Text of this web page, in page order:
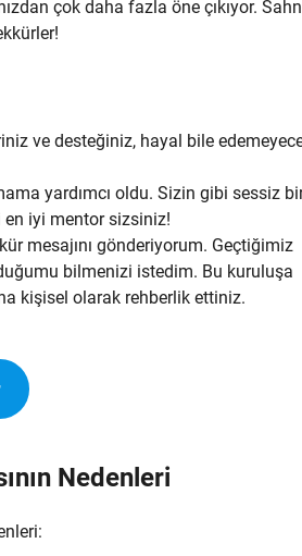
çok daha fazla öne çıkıyor.
ve desteğiniz, hayal bile
yardımcı oldu. Sizin gibi sessiz
en iyi mentor sizsiniz!
mesajını gönderiyorum. Geçtiğimiz
bilmenizi istedim. Bu kuruluşa
kişisel olarak rehberlik ettiniz.
Nedenleri